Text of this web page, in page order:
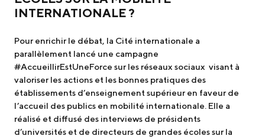
INTERNATIONALE ?
Pour enrichir le débat, la Cité internationale a
parallèlement lancé une campagne
#AccueillirEstUneForce sur les réseaux sociaux visant à
valoriser les actions et les bonnes pratiques des
établissements d’enseignement supérieur en faveur de
l’accueil des publics en mobilité internationale. Elle a
réalisé et diffusé des interviews de présidents
d’universités et de directeurs de grandes écoles sur la